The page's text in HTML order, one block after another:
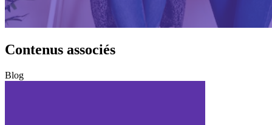
Contenus associés
Blog